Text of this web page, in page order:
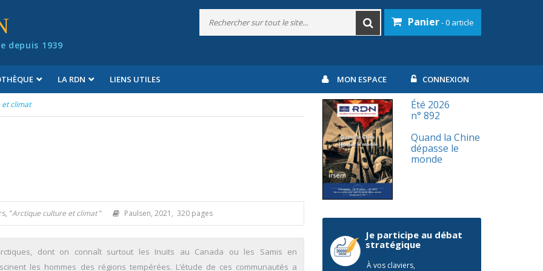
depuis 1939
Panier- 0 article
LA RDN LIENS UTILES MON ESPACE CONNEXION
climat
"Arctique culture et climat" Paulsen, 2021, 320 pages
dont on connaît surtout les Inuits au Canada ou les Samis en
les hommes des régions tempérées. L’étude de ces communautés a
Été 2026
n° 892
Quand la Chine
dépasse le
monde
Je participe au débat
stratégique
À vos claviers,